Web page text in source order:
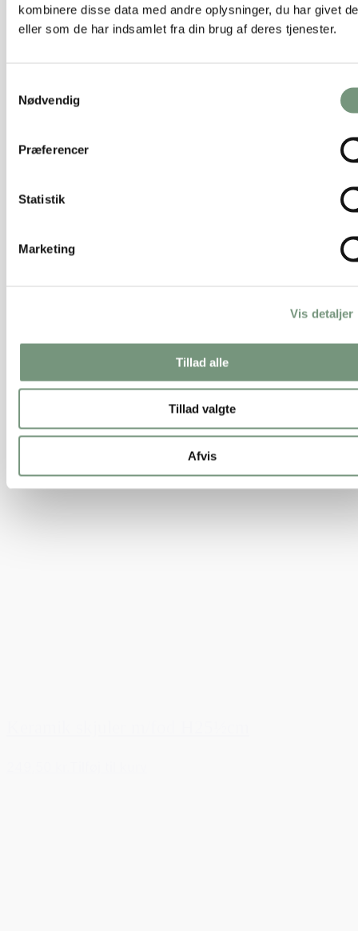
kombinere disse data med andre oplysninger, du har givet
eller som de har indsamlet fra din brug af deres tjenester.
Nødvendig
Præferencer
Statistik
Marketing
Vis detaljer
Tillad alle
Tillad valgte
Afvis